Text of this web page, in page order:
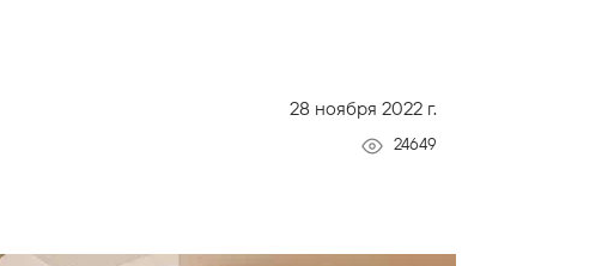
28 ноября 2022 г.
24649